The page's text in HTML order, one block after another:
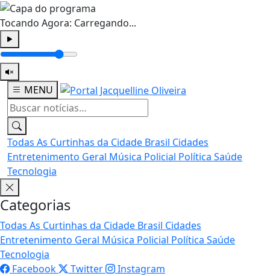
Tocando Agora: Carregando...
MENU
Todas As Curtinhas da Cidade Brasil Cidades
Entretenimento Geral Música Policial Política Saúde
Tecnologia
Categorias
Todas As Curtinhas da Cidade Brasil Cidades
Entretenimento Geral Música Policial Política Saúde
Tecnologia
Facebook
Twitter Instagram